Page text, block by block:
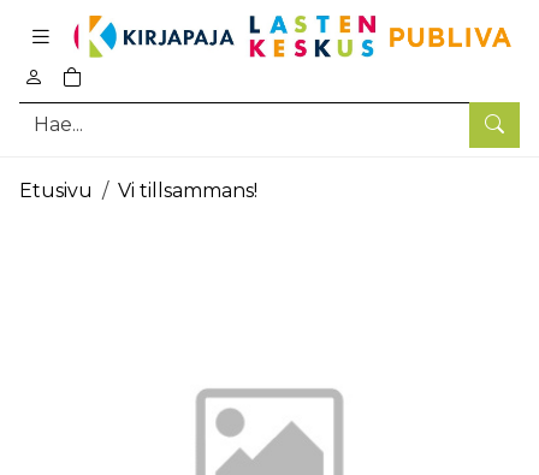
Hae
0
tuotetta ostoskorissa
Pääsisältö
Etusivu Vi tillsammans!